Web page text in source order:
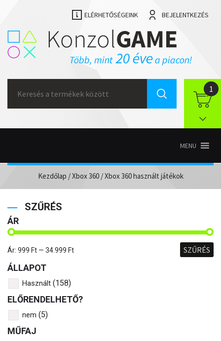
ELÉRHETŐSÉGEINK BEJELENTKEZÉS
for:
1
MENU
Kezdőlap /Xbox 360/ Xbox 360 használt játékok
SZŰRÉS
ÁR
SZŰRÉS
Ár: 999 Ft — 34.999 Ft
ÁLLAPOT
Használt (158)
ELŐRENDELHETŐ?
nem (5)
MŰFAJ